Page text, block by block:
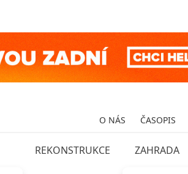
O NÁS ČASOPIS
REKONSTRUKCE ZAHRADA